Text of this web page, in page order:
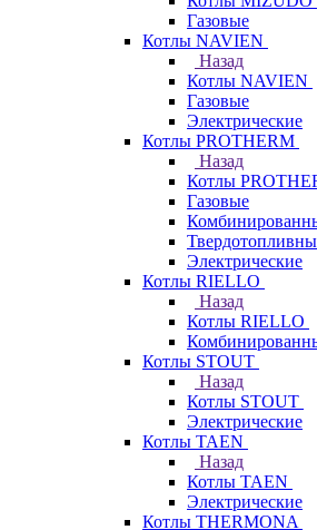
Газовые
Котлы NAVIEN
Назад
Котлы NAVIEN
Газовые
Электрические
Котлы PROTHERM
Назад
Котлы
Газовые
Электрические
Котлы RIELLO
Назад
Котлы RIELLO
Котлы STOUT
Назад
Котлы STOUT
Электрические
Котлы TAEN
Назад
Котлы TAEN
Электрические
Котлы THERMONA